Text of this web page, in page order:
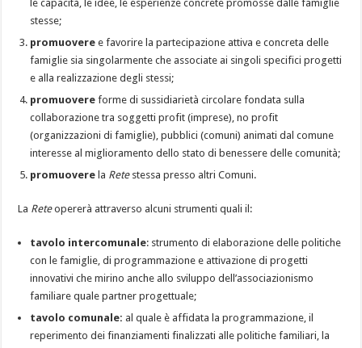
le capacità, le idee, le esperienze concrete promosse dalle famiglie
stesse;
promuovere e favorire la partecipazione attiva e concreta delle
famiglie sia singolarmente che associate ai singoli specifici progetti
e alla realizzazione degli stessi;
promuovere forme di sussidiarietà circolare fondata sulla
collaborazione tra soggetti profit (imprese), no profit
(organizzazioni di famiglie), pubblici (comuni) animati dal comune
interesse al miglioramento dello stato di benessere delle comunità;
promuovere la Retestessa presso altri Comuni.
La Reteopererà attraverso alcuni strumenti quali il:
tavolo intercomunale: strumento di elaborazione delle politiche
con le famiglie, di programmazione e attivazione di progetti
innovativi che mirino anche allo sviluppo dell’associazionismo
familiare quale partner progettuale;
tavolo comunale: al quale è affidata la programmazione, il
reperimento dei finanziamenti finalizzati alle politiche familiari, la